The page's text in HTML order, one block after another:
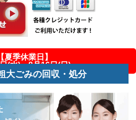
【夏季休業日】
(水)～8月16日(日)
大ごみの回収・処分